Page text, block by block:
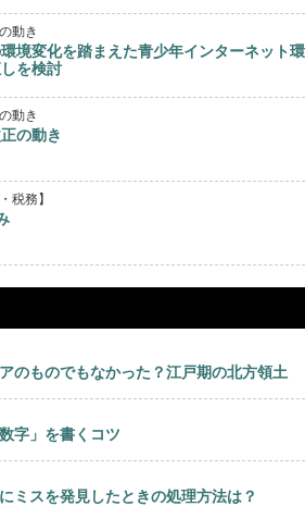
動き
境変化を踏まえた青少年インターネット環
を検討
動き
の動き
税務】
のものでもなかった？江戸期の北方領土
字」を書くコツ
ミスを発見したときの処理方法は？